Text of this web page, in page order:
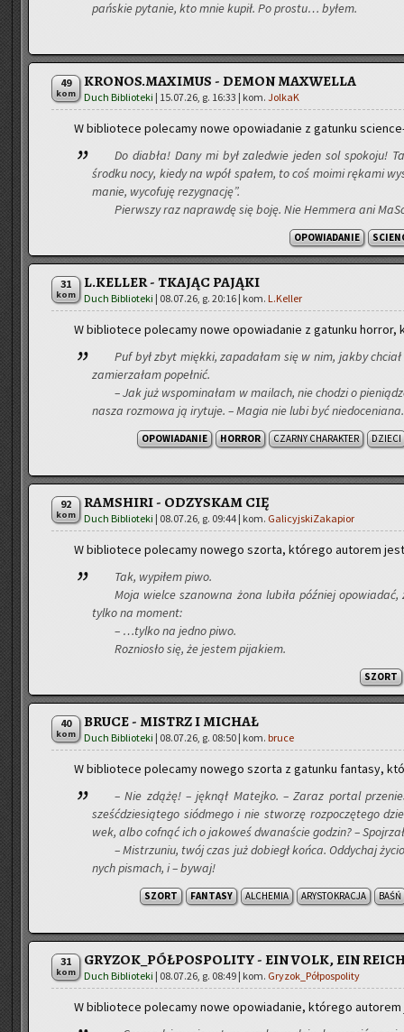
pań­skie py­ta­nie, kto mnie kupił. Po pro­stu… byłem.
49
kom
KRONOS.MAXIMUS - DEMON MAXWELLA
Duch Biblioteki | 15.07.26, g. 16:33 | kom. JolkaK
W bi­blio­te­ce po­le­ca­my nowe opo­wia­da­nie z ga­tun­ku
Do dia­bła! Dany mi był za­le­d­wie jeden sol spo­ko­ju!
środ­ku nocy, kiedy na wpół spa­łem, to coś moimi rę­ka­mi
ma­nie, wy­co­fu­ję re­zy­gna­cję”.
Pierw­szy raz na­praw­dę się boję. Nie Hem­me­ra ani
OPOWIADANIE
31
kom
L.KELLER - TKAJĄC PAJĄKI
Duch Biblioteki | 08.07.26, g. 20:16 | kom. L.Keller
W bi­blio­te­ce po­le­ca­my nowe opo­wia­da­nie z ga­tun­ku
Puf był zbyt mięk­ki, za­pa­da­łam się w nim, jakby
za­mie­rza­łam po­peł­nić.
– Jak już wspo­mi­na­łam w ma­ilach, nie cho­dzi o
nasza roz­mo­wa ją iry­tu­je. – Magia nie lubi być
OPOWIADANIE HORROR CZARNY CHARAKTER DZIECI
92
kom
RAMSHIRI - ODZYSKAM CIĘ
Duch Biblioteki | 08.07.26, g. 09:44 | kom. GalicyjskiZakapior
W bi­blio­te­ce po­le­ca­my no­we­go szor­ta, któ­re­go au­to­rem
Tak, wy­pi­łem piwo.
Moja wiel­ce sza­now­na żona lu­bi­ła póź­niej
tylko na mo­ment:
– …tylko na jedno piwo.
Roz­nio­sło się, że je­stem pi­ja­kiem.
SZORT
40
kom
BRUCE - MISTRZ I MICHAŁ
Duch Biblioteki | 08.07.26, g. 08:50 | kom. bruce
W bi­blio­te­ce po­le­ca­my no­we­go szor­ta z ga­tun­ku fan­ta­sy,
– Nie zdążę! – jęk­nął Ma­tej­ko. – Zaraz por­tal
sześć­dzie­sią­te­go siód­me­go i nie stwo­rzę roz­po­czę­te­go
wek, albo cof­nąć ich o ja­ko­weś dwa­na­ście go­dzin? –
– Mi­strzu­niu, twój czas już do­biegł końca. Od­dy­chaj
nych pi­smach, i – bywaj!
SZORT FANTASY ALCHEMIA ARYSTOKRACJA BAŚŃ
31
kom
GRYZOK_PÓŁPOSPOLITY - EIN VOLK, EIN
Duch Biblioteki | 08.07.26, g. 08:49 | kom. Gryzok_Półpospolity
W bi­blio­te­ce po­le­ca­my nowe opo­wia­da­nie, któ­re­go